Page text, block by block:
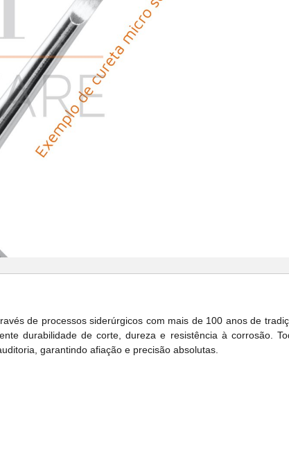
de processos siderúrgicos com mais de 100 anos de
durabilidade de corte, dureza e resistência à corrosão.
garantindo afiação e precisão absolutas.